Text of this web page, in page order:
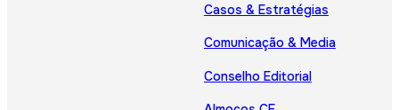
Casos & Estratégias
Comunicação & Media
Conselho Editorial